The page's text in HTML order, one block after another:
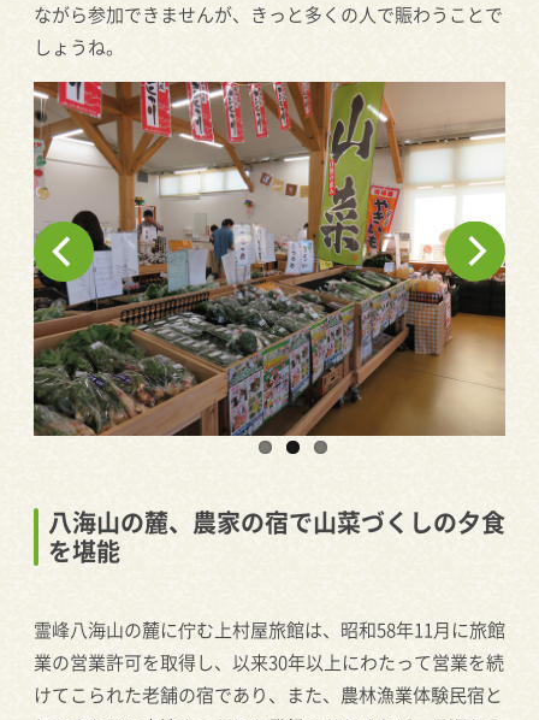
ながら参加できませんが、きっと多くの人で賑わうことで
しょうね。
八海山の麓、農家の宿で山菜づくしの夕食
を堪能
霊峰八海山の麓に佇む上村屋旅館は、昭和58年11月に旅館
業の営業許可を取得し、以来30年以上にわたって営業を続
けてこられた老舗の宿であり、また、農林漁業体験民宿と